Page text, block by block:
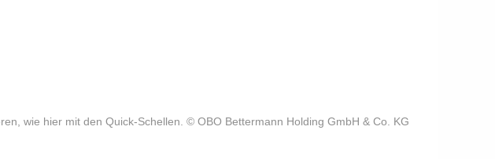
wie hier mit den Quick-Schellen. © OBO Bettermann Holding GmbH & Co. KG